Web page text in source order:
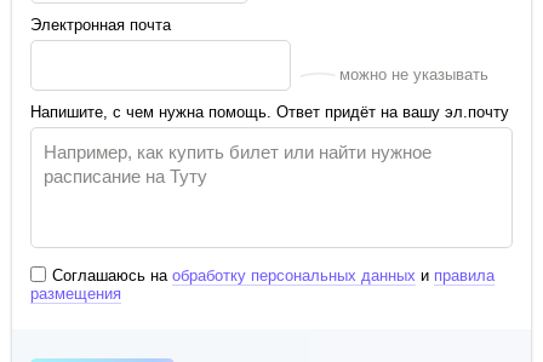
Электронная почта
можно не указывать
Напишите, с чем нужна помощь. Ответ придёт на вашу эл.почту
Соглашаюсь на обработку персональных данных и правила
размещения